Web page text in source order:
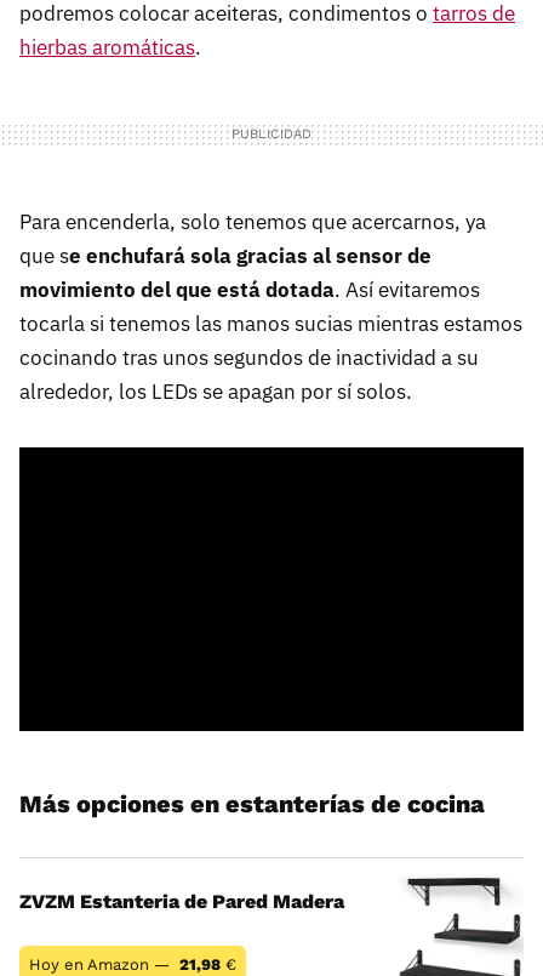
podremos colocar aceiteras, condimentos o tarros de
hierbas aromáticas.
Para encenderla, solo tenemos que acercarnos, ya
que se enchufará sola gracias al sensor de
movimiento del que está dotada. Así evitaremos
tocarla si tenemos las manos sucias mientras estamos
cocinando tras unos segundos de inactividad a su
alrededor, los LEDs se apagan por sí solos.
Más opciones en estanterías de cocina
ZVZM Estanteria de Pared Madera
Hoy en Amazon — 21,98 €